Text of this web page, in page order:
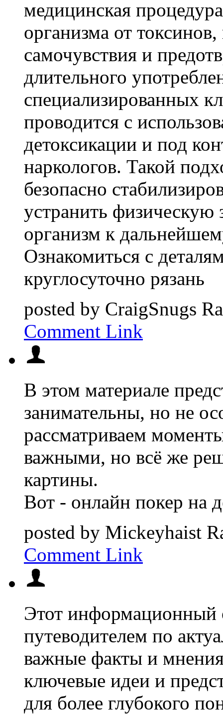
медицинская
организма от
самочувствия и
длительного
специализированных
проводится с
детоксикации и под
наркологов. Такой
безопасно
устранить физическую
организм к
Ознакомиться с
круглосуточно рязань
posted by CraigSnugs
Comment Link
В этом материале
занимательны, но не
рассматриваем
важными, но всё же
картины.
Вот - онлайн покер на
posted by Mickeyhaist
Comment Link
Этот информационный
путеводителем по
важные факты и
ключевые идеи и
для более глубокого